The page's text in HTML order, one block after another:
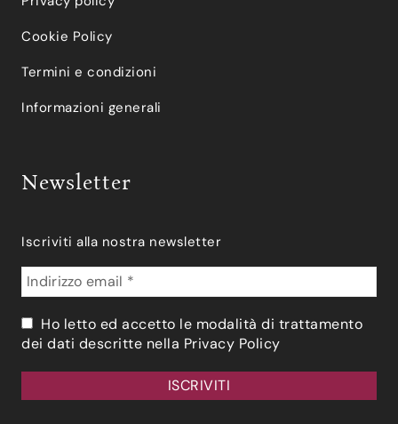
Cookie Policy
Termini e condizioni
Informazioni generali
Newsletter
Iscriviti alla nostra newsletter
Ho letto ed accetto le modalità di trattamento
dei dati descritte nella Privacy Policy